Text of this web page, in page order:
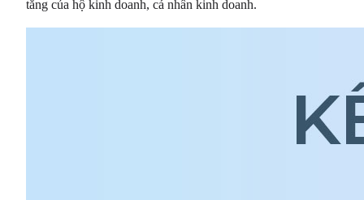
tăng của hộ kinh doanh, cá nhân kinh doanh.